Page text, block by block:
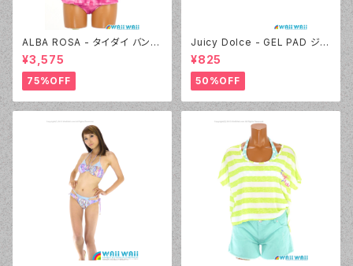
ALBA ROSA - タイダイ バンド
ゥ（14407 - 12:ピンク）
¥3,575
75%OFF
Juicy Dolce - GEL PAD ジェ
ルパッド（030 - 40:イエロー）
¥825
50%OFF